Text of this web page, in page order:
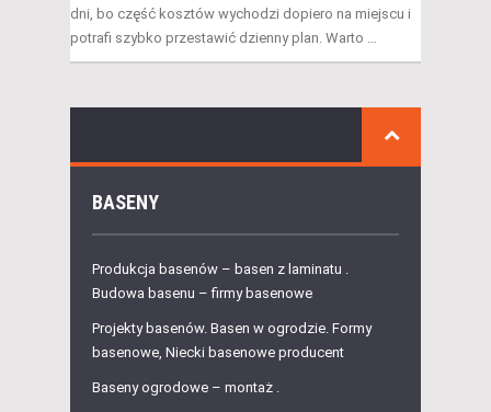
dni, bo część kosztów wychodzi dopiero na miejscu i
potrafi szybko przestawić dzienny plan. Warto …
BASENY
Produkcja basenów – basen z laminatu .
Budowa basenu – firmy basenowe
Projekty basenów. Basen w ogrodzie. Formy
basenowe, Niecki basenowe producent
Baseny ogrodowe – montaż .